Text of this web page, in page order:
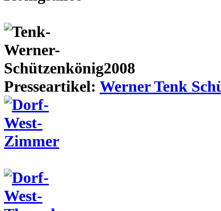
Presseartikel: Werner Tenk